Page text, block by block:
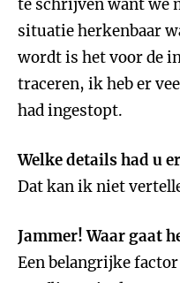
te schrijven want we
situatie herkenbaar
wordt is het voor de
traceren, ik heb er
had ingestopt.
Welke details had u
Dat kan ik niet
Jammer! Waar gaat
Een belangrijke